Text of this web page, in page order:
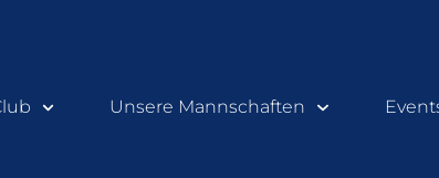
Unsere Mannschaften